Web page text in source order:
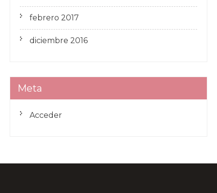
febrero 2017
diciembre 2016
Meta
Acceder